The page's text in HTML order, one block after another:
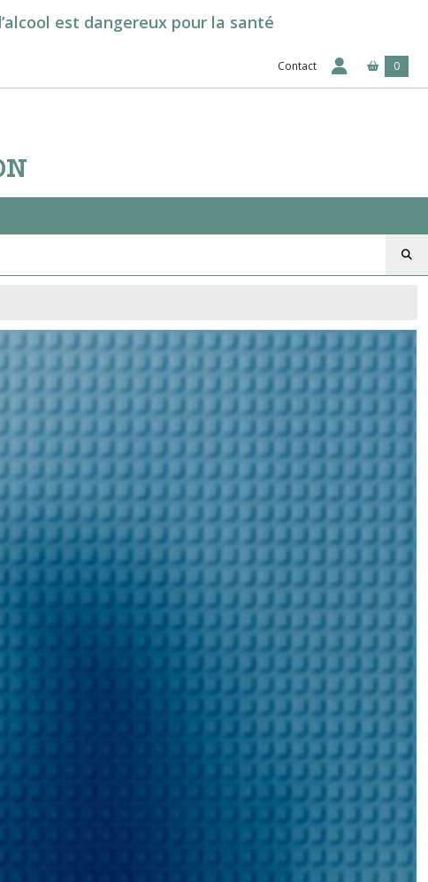
est dangereux pour la santé
Contact 0